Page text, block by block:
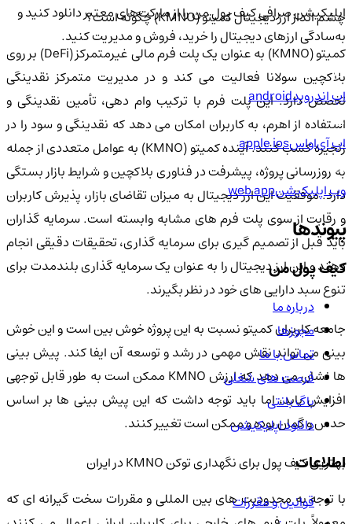
چشم انداز ارز دیجیتال کمیتو (KMNO) چگونه است؟
کمیتو (KMNO) به عنوان یک پلت فرم مالی غیرمتمرکز (DeFi) بر روی
بلاکچین سولانا فعالیت می کند و در مدیریت متمرکز نقدینگی
تخصص دارد. این پلت فرم با ترکیب وام دهی، تأمین نقدینگی و
استفاده از اهرم، به کاربران امکان می دهد که نقدینگی و سود را در
زنجیره کسب کنند. آینده کمیتو (KMNO) به عوامل متعددی از جمله
به روزرسانی پروژه، پیشرفت در فناوری بلاکچین و شرایط بازار بستگی
دارد. موفقیت این ارز دیجیتال به میزان تقاضای بازار، پذیرش کاربران
و رقابت از سوی پلت فرم های مشابه وابسته است. سرمایه گذاران
باید قبل از تصمیم گیری برای سرمایه گذاری، تحقیقات دقیقی انجام
دهند و این ارز دیجیتال را به عنوان یک سرمایه گذاری بلندمدت برای
تنوع سبد دارایی های خود در نظر بگیرند.
جامعه کاربران کمیتو نسبت به این پروژه خوش بین است و این خوش
بینی می تواند نقش مهمی در رشد و توسعه آن ایفا کند. پیش بینی
ها نشان می دهد که ارزش KMNO ممکن است به طور قابل توجهی
افزایش یابد، اما باید توجه داشت که این پیش بینی ها بر اساس
حدس و گمان بوده و ممکن است تغییر کنند.
بهترین کیف پول برای نگهداری توکن KMNO در ایران
با توجه به محدودیت های بین المللی و مقررات سخت گیرانه ای که
اپلیکیشن صرافی کیف پول من را از مارکت‌های معتبر دانلود کنید و
به‌سادگی ارزهای دیجیتال را خرید، فروش و مدیریت کنید.
اپ اندرویدandroid
اپ آی‌او‌اسapple ios
وب اپلیکیشنweb app
پیوندها
کیف پول من
درباره ما
مجوزها
تماس با ما
فرصت های شغلی
باگ بانتی
دانلود اپلیکیشن
اطلاعات
قوانین و مقررات